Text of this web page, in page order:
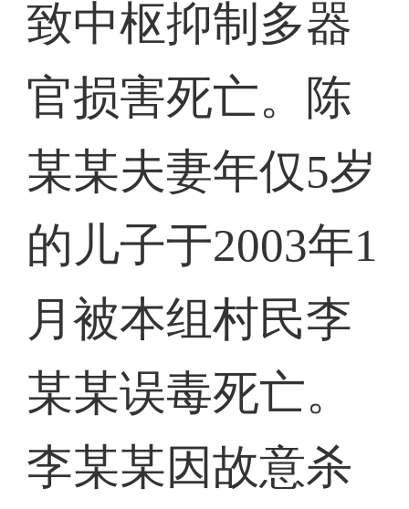
致中枢抑制多器
官损害死亡。陈
某某夫妻年仅5岁
的儿子于2003年1
月被本组村民李
某某误毒死亡。
李某某因故意杀